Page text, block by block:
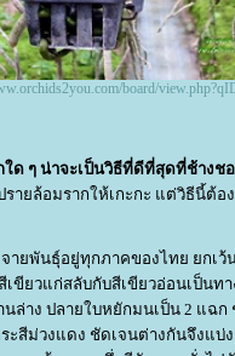
board/
ใด ๆ น่าจะเป็นวิธีที่ดีที่สุดที่ช้างช
รายล้อมรากให้เกะกะ แต่วิธีนี้ต้
จายพันธุ์อยู่ทุกภาคของไทย ยกเ
ขียวแก่สลับกับสีเขียวอ่อนเป็นท
ล่าง ปลายใบหยักมนเป็น 2 แฉ
ม่วงแดง ชัดเจนต่างกันจึงแบ่ง